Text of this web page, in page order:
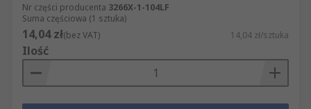
Nr części producenta 3266X-1-104LF
Suma częściowa (1 sztuka)
14,04 zł(bez VAT) 14,04 zł/sztuka
Ilość